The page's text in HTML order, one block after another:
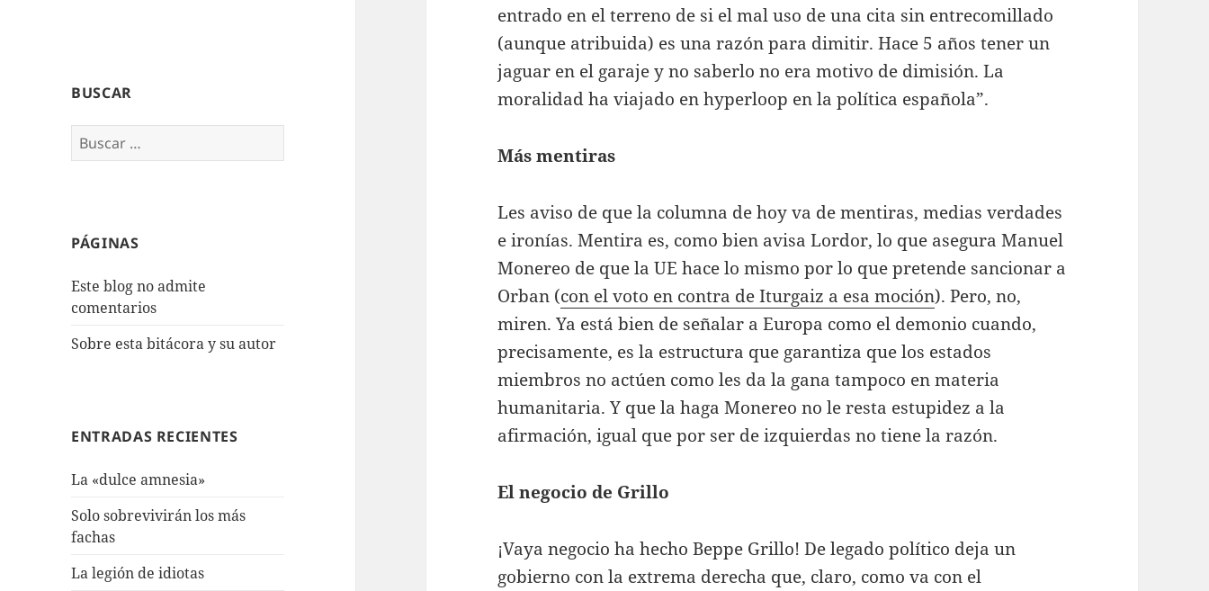
BUSCAR
Buscar:
PÁGINAS
Este blog no admite
comentarios
Sobre esta bitácora y su autor
ENTRADAS RECIENTES
La «dulce amnesia»
Solo sobrevivirán los más
fachas
La legión de idiotas
entrado en el terreno de si el mal uso de una cita sin entrecomillado
(aunque atribuida) es una razón para dimitir. Hace 5 años tener un
jaguar en el garaje y no saberlo no era motivo de dimisión. La
moralidad ha viajado en hyperloop en la política española”.
Más mentiras
Les aviso de que la columna de hoy va de mentiras, medias verdades
e ironías. Mentira es, como bien avisa Lordor, lo que asegura Manuel
Monereo de que la UE hace lo mismo por lo que pretende sancionar a
Orban (con el voto en contra de Iturgaiz a esa moción). Pero, no,
miren. Ya está bien de señalar a Europa como el demonio cuando,
precisamente, es la estructura que garantiza que los estados
miembros no actúen como les da la gana tampoco en materia
humanitaria. Y que la haga Monereo no le resta estupidez a la
afirmación, igual que por ser de izquierdas no tiene la razón.
El negocio de Grillo
¡Vaya negocio ha hecho Beppe Grillo! De legado político deja un
gobierno con la extrema derecha que, claro, como va con el